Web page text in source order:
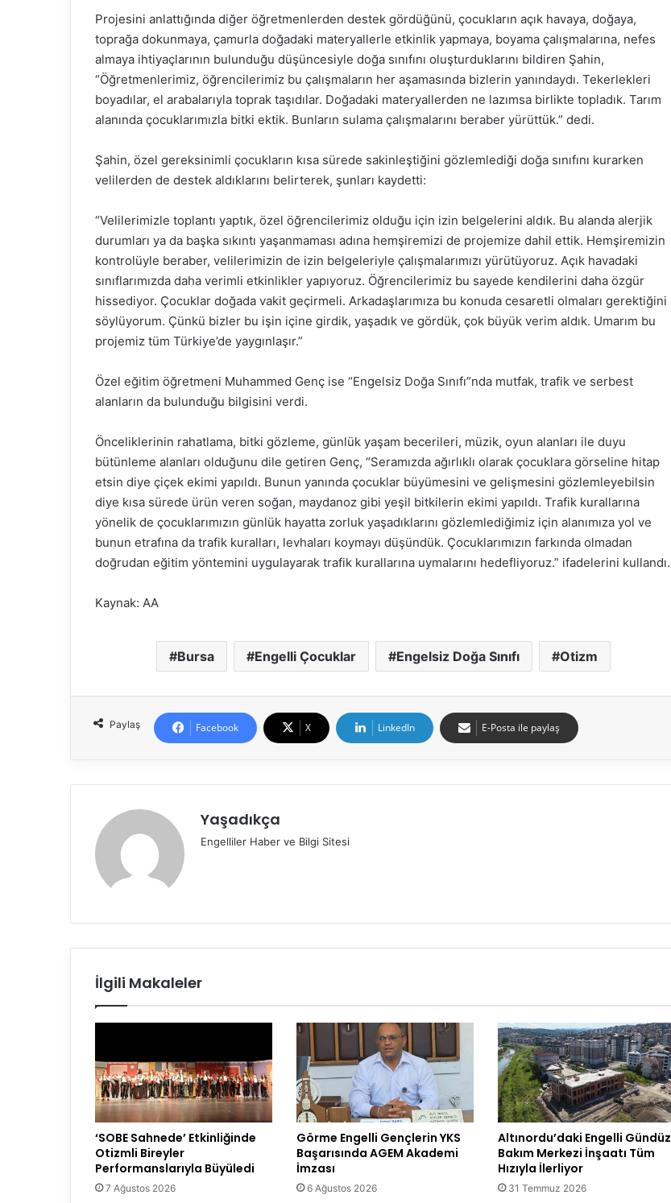
Projesini anlattığında diğer öğretmenlerden destek gördüğünü, çocukların açık havaya, doğaya,
toprağa dokunmaya, çamurla doğadaki materyallerle etkinlik yapmaya, boyama çalışmalarına, nefes
almaya ihtiyaçlarının bulunduğu düşüncesiyle doğa sınıfını oluşturduklarını bildiren Şahin,
“Öğretmenlerimiz, öğrencilerimiz bu çalışmaların her aşamasında bizlerin yanındaydı. Tekerlekleri
boyadılar, el arabalarıyla toprak taşıdılar. Doğadaki materyallerden ne lazımsa birlikte topladık. Tarım
alanında çocuklarımızla bitki ektik. Bunların sulama çalışmalarını beraber yürüttük.” dedi.
Şahin, özel gereksinimli çocukların kısa sürede sakinleştiğini gözlemlediği doğa sınıfını kurarken
velilerden de destek aldıklarını belirterek, şunları kaydetti:
“Velilerimizle toplantı yaptık, özel öğrencilerimiz olduğu için izin belgelerini aldık. Bu alanda alerjik
durumları ya da başka sıkıntı yaşanmaması adına hemşiremizi de projemize dahil ettik. Hemşiremizin
kontrolüyle beraber, velilerimizin de izin belgeleriyle çalışmalarımızı yürütüyoruz. Açık havadaki
sınıflarımızda daha verimli etkinlikler yapıyoruz. Öğrencilerimiz bu sayede kendilerini daha özgür
hissediyor. Çocuklar doğada vakit geçirmeli. Arkadaşlarımıza bu konuda cesaretli olmaları gerektiğini
söylüyorum. Çünkü bizler bu işin içine girdik, yaşadık ve gördük, çok büyük verim aldık. Umarım bu
projemiz tüm Türkiye’de yaygınlaşır.”
Özel eğitim öğretmeni Muhammed Genç ise “Engelsiz Doğa Sınıfı”nda mutfak, trafik ve serbest
alanların da bulunduğu bilgisini verdi.
Önceliklerinin rahatlama, bitki gözleme, günlük yaşam becerileri, müzik, oyun alanları ile duyu
bütünleme alanları olduğunu dile getiren Genç, “Seramızda ağırlıklı olarak çocuklara görseline hitap
etsin diye çiçek ekimi yapıldı. Bunun yanında çocuklar büyümesini ve gelişmesini gözlemleyebilsin
diye kısa sürede ürün veren soğan, maydanoz gibi yeşil bitkilerin ekimi yapıldı. Trafik kurallarına
yönelik de çocuklarımızın günlük hayatta zorluk yaşadıklarını gözlemlediğimiz için alanımıza yol ve
bunun etrafına da trafik kuralları, levhaları koymayı düşündük. Çocuklarımızın farkında olmadan
doğrudan eğitim yöntemini uygulayarak trafik kurallarına uymalarını hedefliyoruz.” ifadelerini kullandı.
Kaynak: AA
Bursa Engelli Çocuklar Engelsiz Doğa Sınıfı Otizm
Paylaş Facebook X LinkedIn E-Posta ile paylaş
Yaşadıkça
Engelliler Haber ve Bilgi Sitesi
İlgili Makaleler
‘SOBE Sahnede’ Etkinliğinde
Otizmli Bireyler
Performanslarıyla Büyüledi
7 Ağustos 2026
Görme Engelli Gençlerin YKS
Başarısında AGEM Akademi
İmzası
6 Ağustos 2026
Altınordu’daki Engelli Gündüz
Bakım Merkezi İnşaatı Tüm
Hızıyla İlerliyor
31 Temmuz 2026